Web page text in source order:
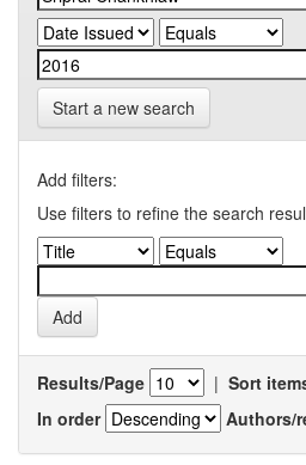
Start a new search
Add filters:
Use filters to refine the search
Results/Page | Sort
In order
Authors/